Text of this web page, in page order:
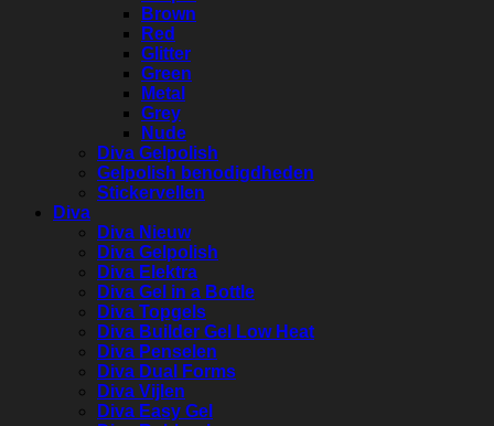
Brown
Red
Glitter
Green
Metal
Grey
Nude
Diva Gelpolish
Gelpolish benodigdheden
Stickervellen
Diva
Diva Nieuw
Diva Gelpolish
Diva Elektra
Diva Gel in a Bottle
Diva Topgels
Diva Builder Gel Low Heat
Diva Penselen
Diva Dual Forms
Diva Vijlen
Diva Easy Gel